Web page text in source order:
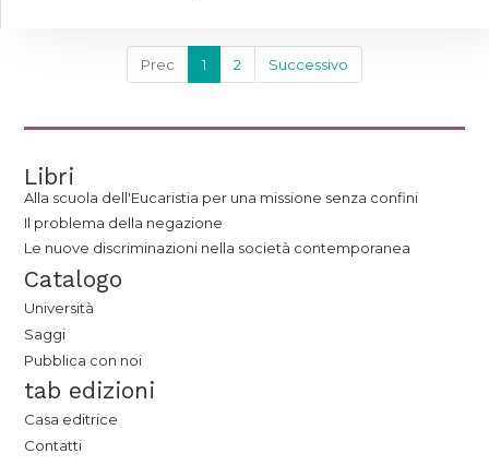
Prec 1 2 Successivo
Libri
Alla scuola dell'Eucaristia per una missione senza confini
Il problema della negazione
Le nuove discriminazioni nella società contemporanea
Catalogo
Università
Saggi
Pubblica con noi
tab edizioni
Casa editrice
Contatti